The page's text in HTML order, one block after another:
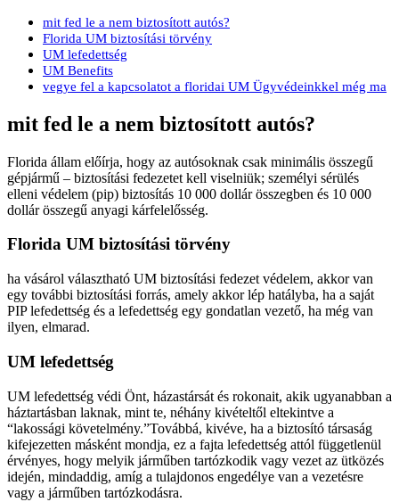
mit fed le a nem biztosított autós?
Florida UM biztosítási törvény
UM lefedettség
UM Benefits
vegye fel a kapcsolatot a floridai UM Ügyvédeinkkel még ma
mit fed le a nem biztosított autós?
Florida állam előírja, hogy az autósoknak csak minimális összegű
gépjármű – biztosítási fedezetet kell viselniük; személyi sérülés
elleni védelem (pip) biztosítás 10 000 dollár összegben és 10 000
dollár összegű anyagi kárfelelősség.
Florida UM biztosítási törvény
ha vásárol választható UM biztosítási fedezet védelem, akkor van
egy további biztosítási forrás, amely akkor lép hatályba, ha a saját
PIP lefedettség és a lefedettség egy gondatlan vezető, ha még van
ilyen, elmarad.
UM lefedettség
UM lefedettség védi Önt, házastársát és rokonait, akik ugyanabban a
háztartásban laknak, mint te, néhány kivételtől eltekintve a
“lakossági követelmény.”Továbbá, kivéve, ha a biztosító társaság
kifejezetten másként mondja, ez a fajta lefedettség attól függetlenül
érvényes, hogy melyik járműben tartózkodik vagy vezet az ütközés
idején, mindaddig, amíg a tulajdonos engedélye van a vezetésre
vagy a járműben tartózkodásra.